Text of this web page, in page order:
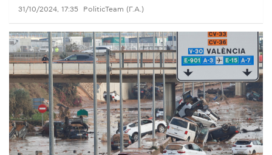
31/10/2024, 17:35 PoliticTeam (Γ.Α.)